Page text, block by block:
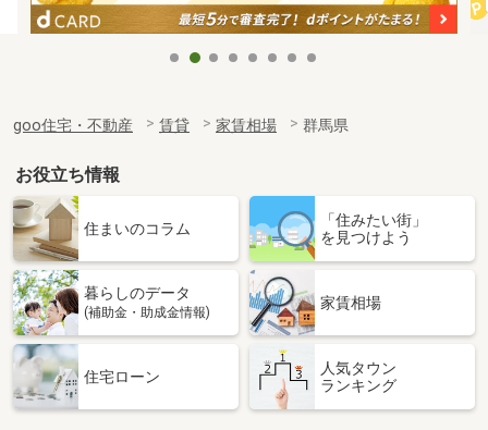
goo住宅・不動産 賃貸 家賃相場 群馬県
お役立ち情報
住まいのコラム
「住みたい街」
を見つけよう
暮らしのデータ
(補助金・助成金情報)
家賃相場
住宅ローン
人気タウン
ランキング